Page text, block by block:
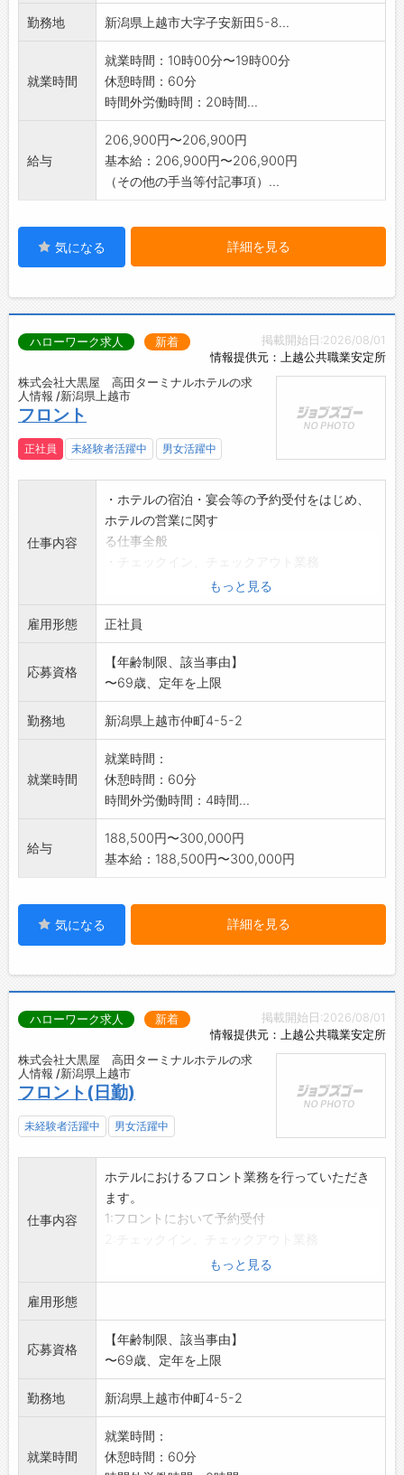
*業務内容の変更範囲:変更なし
※応募の際は、ハローワークの紹介状が必要と
勤務地 新潟県上越市大字子安新田5-8...
就業時間
就業時間：10時00分〜19時00分
休憩時間：60分
時間外労働時間：20時間...
給与
206,900円〜206,900円
基本給：206,900円〜206,900円
（その他の手当等付記事項）...
気になる 詳細を見る
掲載開始日:2026/08/01
情報提供元：上越公共職業安定所
ハローワーク求人 新着
株式会社大黒屋 高田ターミナルホテルの求
人情報 /新潟県上越市
フロント
正社員 未経験者活躍中 男女活躍中
仕事内容
・ホテルの宿泊・宴会等の予約受付をはじめ、
ホテルの営業に関す
る仕事全般
採用後、業務内容の変更予定なし
もっと見る
雇用形態 正社員
応募資格
【年齢制限、該当事由】
〜69歳、定年を上限
勤務地 新潟県上越市仲町4-5-2
就業時間
就業時間：
休憩時間：60分
時間外労働時間：4時間...
給与
188,500円〜300,000円
基本給：188,500円〜300,000円
気になる 詳細を見る
掲載開始日:2026/08/01
情報提供元：上越公共職業安定所
ハローワーク求人 新着
株式会社大黒屋 高田ターミナルホテルの求
人情報 /新潟県上越市
フロント(日勤)
未経験者活躍中 男女活躍中
仕事内容
ホテルにおけるフロント業務を行っていただき
ます。
1:フロントにおいて予約受付
3:その他ホテルの営業にかかわる仕事全般
採用後、業務内
A勤:8:00～17:00
B勤:13:00～21:00
C勤:16;00～22:00 内5時間～6時間勤務。
長時間勤務も可能(1時間休憩あり)
※週3日～可能
もっと見る
雇用形態
応募資格
【年齢制限、該当事由】
〜69歳、定年を上限
勤務地 新潟県上越市仲町4-5-2
就業時間
就業時間：
休憩時間：60分